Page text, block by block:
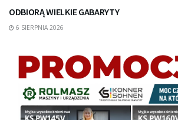
ODBIORĄ WIELKIE GABARYTY
6 SIERPNIA 2026